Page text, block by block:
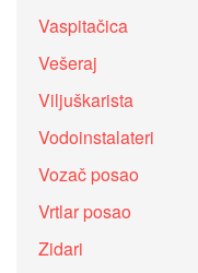
Vaspitačica
Vešeraj
Viljuškarista
Vodoinstalateri
Vozač posao
Vrtlar posao
Zidari